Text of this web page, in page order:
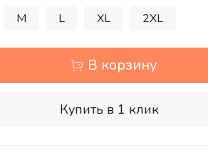
M L XL 2XL
В корзину
Купить в 1 клик